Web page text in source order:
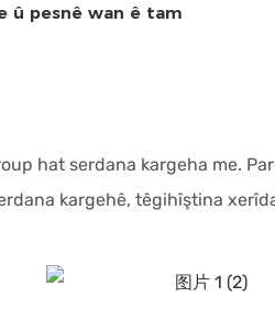
û pesnê wan ê tam
hat serdana kargeha me.
kargehê, têgihîştina